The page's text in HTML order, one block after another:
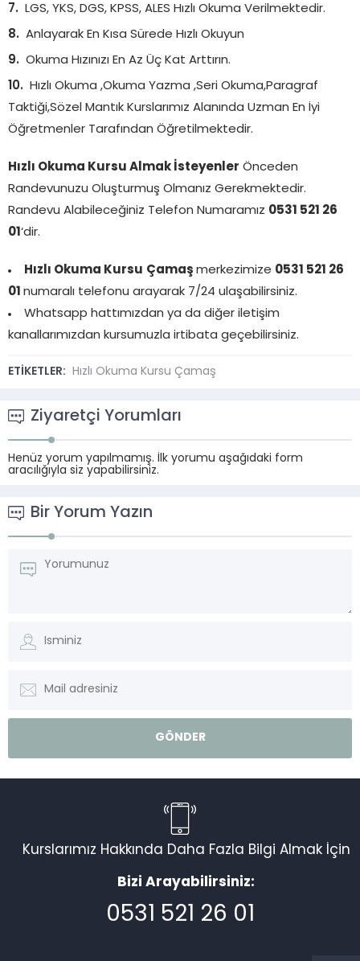
LGS, YKS, DGS, KPSS, ALES Hızlı Okuma Verilmektedir.
Anlayarak En Kısa Sürede Hızlı Okuyun
Okuma Hızınızı En Az Üç Kat Arttırın.
Hızlı Okuma ,Okuma Yazma ,Seri Okuma,Paragraf
Taktiği,Sözel Mantık Kurslarımız Alanında Uzman En İyi
Öğretmenler Tarafından Öğretilmektedir.
Hızlı Okuma Kursu Almak İsteyenler Önceden
Randevunuzu Oluşturmuş Olmanız Gerekmektedir.
Randevu Alabileceğiniz Telefon Numaramız 0531 521 26
01 ‘dir.
Hızlı Okuma Kursu Çamaş merkezimize 0531 521 26
01 numaralı telefonu arayarak 7/24 ulaşabilirsiniz.
Whatsapp hattımızdan ya da diğer iletişim
kanallarımızdan kursumuzla irtibata geçebilirsiniz.
ETİKETLER: Hızlı Okuma Kursu Çamaş
Ziyaretçi Yorumları
Henüz yorum yapılmamış. İlk yorumu aşağıdaki form
aracılığıyla siz yapabilirsiniz.
Bir Yorum Yazın
Kurslarımız Hakkında Daha Fazla Bilgi Almak İçin
Bizi Arayabilirsiniz:
0531 521 26 01